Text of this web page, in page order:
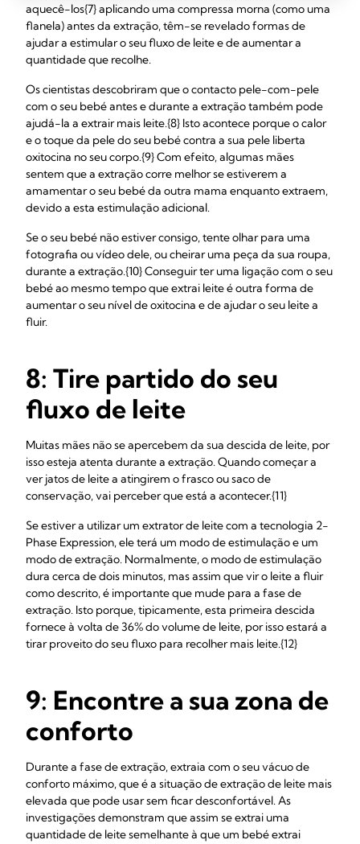
aquecê-los{7} aplicando uma compressa morna (como uma
flanela) antes da extração, têm-se revelado formas de
ajudar a estimular o seu fluxo de leite e de aumentar a
quantidade que recolhe.
Os cientistas descobriram que o contacto pele-com-pele
com o seu bebé antes e durante a extração também pode
ajudá-la a extrair mais leite.{8} Isto acontece porque o calor
e o toque da pele do seu bebé contra a sua pele liberta
oxitocina no seu corpo.{9} Com efeito, algumas mães
sentem que a extração corre melhor se estiverem a
amamentar o seu bebé da outra mama enquanto extraem,
devido a esta estimulação adicional.
Se o seu bebé não estiver consigo, tente olhar para uma
fotografia ou vídeo dele, ou cheirar uma peça da sua roupa,
durante a extração.{10} Conseguir ter uma ligação com o seu
bebé ao mesmo tempo que extrai leite é outra forma de
aumentar o seu nível de oxitocina e de ajudar o seu leite a
fluir.
8: Tire partido do seu
fluxo de leite
Muitas mães não se apercebem da sua descida de leite, por
isso esteja atenta durante a extração. Quando começar a
ver jatos de leite a atingirem o frasco ou saco de
conservação, vai perceber que está a acontecer.{11}
Se estiver a utilizar um extrator de leite com a tecnologia 2-
Phase Expression, ele terá um modo de estimulação e um
modo de extração. Normalmente, o modo de estimulação
dura cerca de dois minutos, mas assim que vir o leite a fluir
como descrito, é importante que mude para a fase de
extração. Isto porque, tipicamente, esta primeira descida
fornece à volta de 36% do volume de leite, por isso estará a
tirar proveito do seu fluxo para recolher mais leite.{12}
9: Encontre a sua zona de
conforto
Durante a fase de extração, extraia com o seu vácuo de
conforto máximo, que é a situação de extração de leite mais
elevada que pode usar sem ficar desconfortável. As
investigações demonstram que assim se extrai uma
quantidade de leite semelhante à que um bebé extrai